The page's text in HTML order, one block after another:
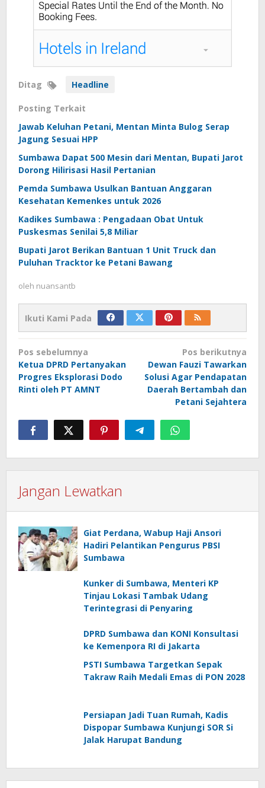
Ditag Headline
Posting Terkait
Jawab Keluhan Petani, Mentan Minta Bulog Serap
Jagung Sesuai HPP
Sumbawa Dapat 500 Mesin dari Mentan, Bupati Jarot
Dorong Hilirisasi Hasil Pertanian
Pemda Sumbawa Usulkan Bantuan Anggaran
Kesehatan Kemenkes untuk 2026
Kadikes Sumbawa : Pengadaan Obat Untuk
Puskesmas Senilai 5,8 Miliar
Bupati Jarot Berikan Bantuan 1 Unit Truck dan
Puluhan Tracktor ke Petani Bawang
oleh nuansantb
Ikuti Kami Pada
Navigasi
pos
Pos sebelumnya
Ketua DPRD Pertanyakan
Progres Eksplorasi Dodo
Rinti oleh PT AMNT
Pos berikutnya
Dewan Fauzi Tawarkan
Solusi Agar Pendapatan
Daerah Bertambah dan
Petani Sejahtera
Jangan Lewatkan
Giat Perdana, Wabup Haji Ansori
Hadiri Pelantikan Pengurus PBSI
Sumbawa
Kunker di Sumbawa, Menteri KP
Tinjau Lokasi Tambak Udang
Terintegrasi di Penyaring
DPRD Sumbawa dan KONI Konsultasi
ke Kemenpora RI di Jakarta
PSTI Sumbawa Targetkan Sepak
Takraw Raih Medali Emas di PON 2028
Persiapan Jadi Tuan Rumah, Kadis
Dispopar Sumbawa Kunjungi SOR Si
Jalak Harupat Bandung